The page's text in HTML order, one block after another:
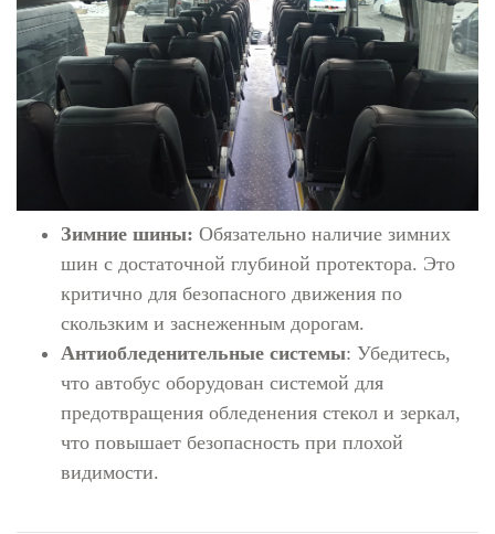
Зимние шины: Обязательно наличие зимних
шин с достаточной глубиной протектора. Это
критично для безопасного движения по
скользким и заснеженным дорогам.
Антиобледенительные системы: Убедитесь,
что автобус оборудован системой для
предотвращения обледенения стекол и зеркал,
что повышает безопасность при плохой
видимости.